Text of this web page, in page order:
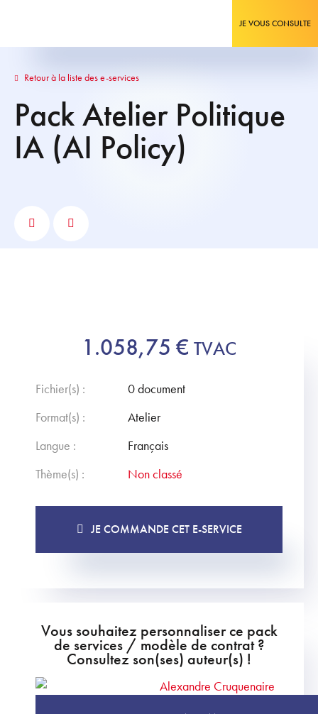
JE VOUS CONSULTE
Retour à la liste des e-services
Pack Atelier Politique
IA (AI Policy)
1.058,75 € TVAC
Fichier(s) :
0 document
Format(s) :
Atelier
Langue :
Français
Thème(s) :
Non classé
JE COMMANDE CET E-SERVICE
Vous souhaitez personnaliser ce pack
de services / modèle de contrat ?
Consultez son(ses) auteur(s) !